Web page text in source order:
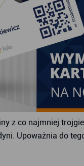
z co najmniej
Upoważnia do